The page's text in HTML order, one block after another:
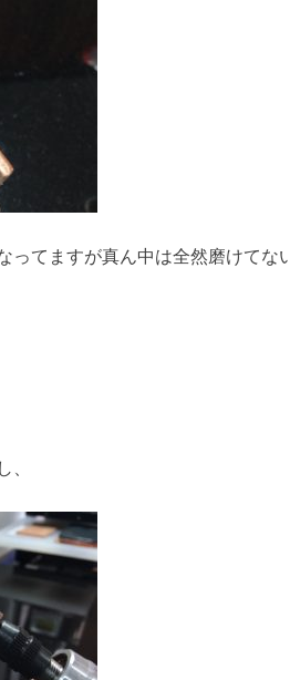
ってますが真ん中は全然磨けてな
、